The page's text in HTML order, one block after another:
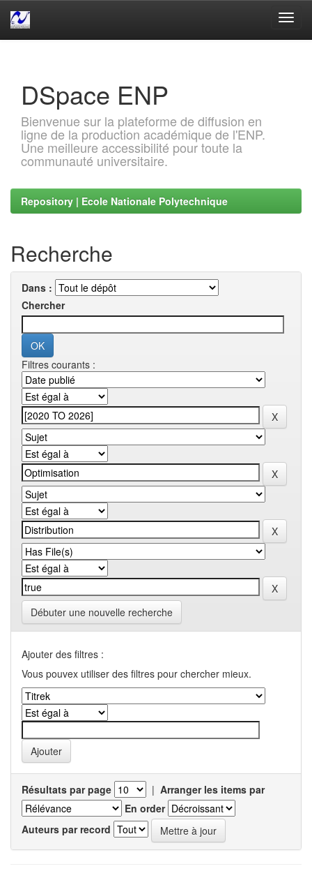
DSpace ENP
Bienvenue sur la plateforme de diffusion en
ligne de la production académique de l'ENP.
Une meilleure accessibilité pour toute la
communauté universitaire.
Repository | Ecole Nationale Polytechnique
Recherche
Dans :
Chercher
Filtres courants :
Débuter une nouvelle recherche
Ajouter des filtres :
Vous pouvex utiliser des filtres pour chercher mieux.
Résultats par page | Arranger les items par
En order
Auteurs par record